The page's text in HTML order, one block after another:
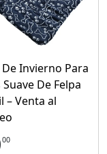
Invierno Para
De Felpa
– Venta al
00